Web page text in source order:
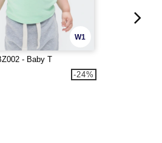
W1
- Baby T
-24%